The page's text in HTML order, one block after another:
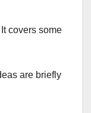
covers some
are briefly